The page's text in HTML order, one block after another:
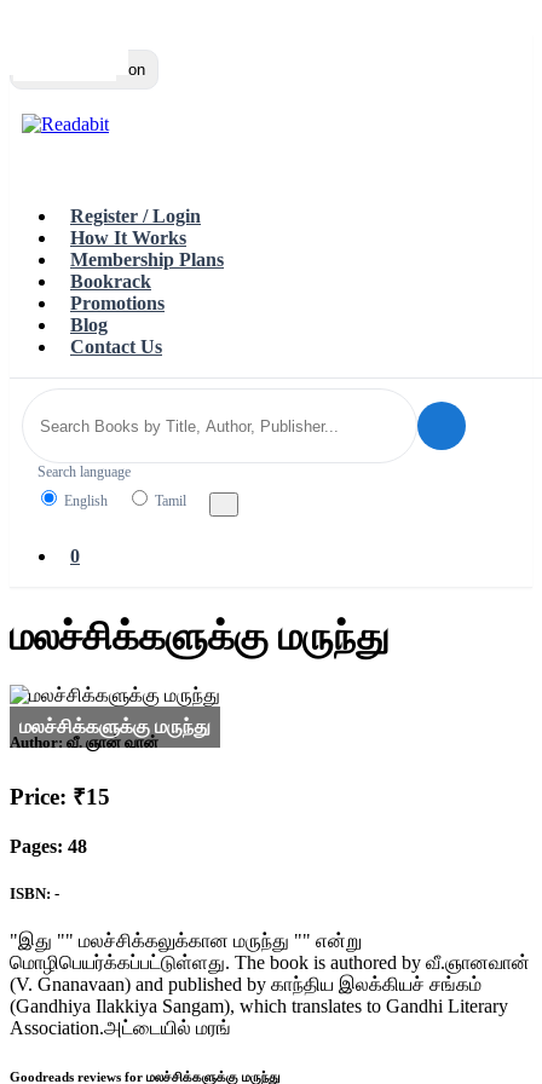
Toggle navigation
Register / Login
How It Works
Membership Plans
Bookrack
Promotions
Blog
Contact Us
Search language
English
Tamil
0
மலச்சிக்களுக்கு மருந்து
Author: வீ. ஞான் வான்
Price: ₹15
Pages: 48
ISBN: -
"இது "" மலச்சிக்கலுக்கான மருந்து "" என்று
மொழிபெயர்க்கப்பட்டுள்ளது. The book is authored by வீ.ஞானவான்
(V. Gnanavaan) and published by காந்திய இலக்கியச் சங்கம்
(Gandhiya Ilakkiya Sangam), which translates to Gandhi Literary
Association.அட்டையில் மரங்
Goodreads reviews for மலச்சிக்களுக்கு மருந்து